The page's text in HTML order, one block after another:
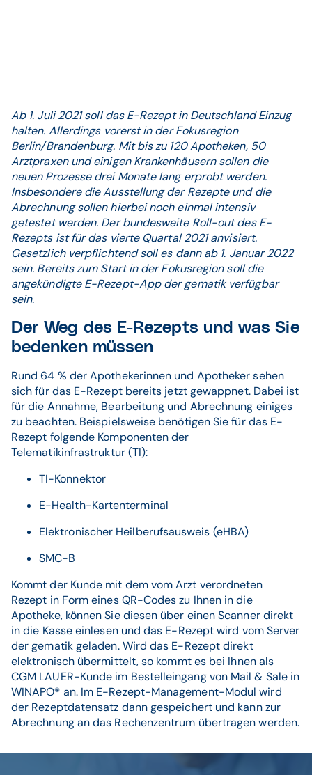
Ab 1. Juli 2021 soll das E-Rezept in Deutschland Einzug
halten. Allerdings vorerst in der Fokusregion
Berlin/Brandenburg. Mit bis zu 120 Apotheken, 50
Arztpraxen und einigen Krankenhäusern sollen die
neuen Prozesse drei Monate lang erprobt werden.
Insbesondere die Ausstellung der Rezepte und die
Abrechnung sollen hierbei noch einmal intensiv
getestet werden. Der bundesweite Roll-out des E-
Rezepts ist für das vierte Quartal 2021 anvisiert.
Gesetzlich verpflichtend soll es dann ab 1. Januar 2022
sein. Bereits zum Start in der Fokusregion soll die
angekündigte E-Rezept-App der gematik verfügbar
sein.
Der Weg des E-Rezepts und was Sie
bedenken müssen
Rund 64 % der Apothekerinnen und Apotheker sehen
sich für das E-Rezept bereits jetzt gewappnet. Dabei ist
für die Annahme, Bearbeitung und Abrechnung einiges
zu beachten. Beispielsweise benötigen Sie für das E-
Rezept folgende Komponenten der
Telematikinfrastruktur (TI):
TI-Konnektor
E-Health-Kartenterminal
Elektronischer Heilberufsausweis (eHBA)
SMC-B
Kommt der Kunde mit dem vom Arzt verordneten
Rezept in Form eines QR-Codes zu Ihnen in die
Apotheke, können Sie diesen über einen Scanner direkt
in die Kasse einlesen und das E-Rezept wird vom Server
der gematik geladen. Wird das E-Rezept direkt
elektronisch übermittelt, so kommt es bei Ihnen als
CGM LAUER-Kunde im Bestelleingang von Mail & Sale in
WINAPO® an. Im E-Rezept-Management-Modul wird
der Rezeptdatensatz dann gespeichert und kann zur
Abrechnung an das Rechenzentrum übertragen werden.